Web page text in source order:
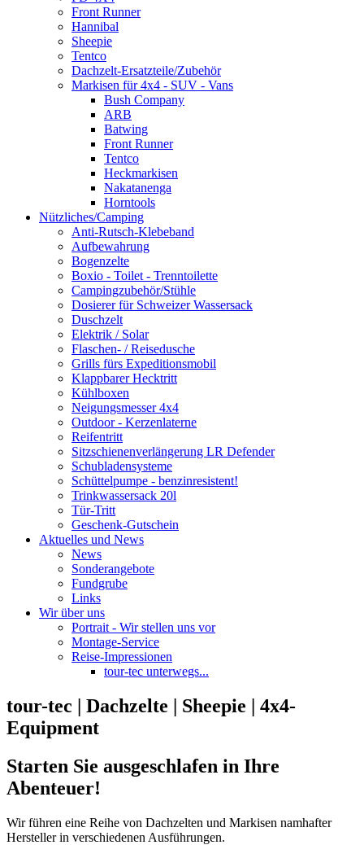
Front Runner
Hannibal
Sheepie
Tentco
Dachzelt-Ersatzteile/Zubehör
Markisen für 4x4 - SUV - Vans
Bush Company
ARB
Batwing
Front Runner
Tentco
Heckmarkisen
Nakatanenga
Horntools
Nützliches/Camping
Anti-Rutsch-Klebeband
Aufbewahrung
Bogenzelte
Boxio - Toilet - Trenntoilette
Campingzubehör/Stühle
Dosierer für Schweizer Wassersack
Duschzelt
Elektrik / Solar
Flaschen- / Reisedusche
Grills fürs Expeditionsmobil
Klappbarer Hecktritt
Kühlboxen
Neigungsmesser 4x4
Outdoor - Kerzenlaterne
Reifentritt
Sitzschienenverlängerung LR Defender
Schubladensysteme
Schüttelpumpe - benzinresistent!
Trinkwassersack 20l
Tür-Tritt
Geschenk-Gutschein
Aktuelles und News
News
Sonderangebote
Fundgrube
Links
Wir über uns
Portrait - Wir stellen uns vor
Montage-Service
Reise-Impressionen
tour-tec unterwegs...
tour-tec | Dachzelte | Sheepie | 4x4-
Equipment
Starten Sie ausgeschlafen in Ihre
Abenteuer!
Wir führen eine Reihe von Dachzelten und Markisen namhafter
Hersteller in verschiedenen Ausführungen.